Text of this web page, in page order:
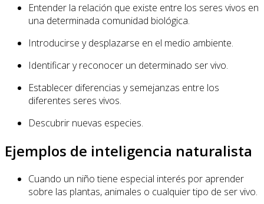
Entender la relación que existe entre los seres vivos en
una determinada comunidad biológica.
Introducirse y desplazarse en el medio ambiente.
Identificar y reconocer un determinado ser vivo.
Establecer diferencias y semejanzas entre los
diferentes seres vivos.
Descubrir nuevas especies.
Ejemplos de inteligencia naturalista
Cuando un niño tiene especial interés por aprender
sobre las plantas, animales o cualquier tipo de ser vivo.